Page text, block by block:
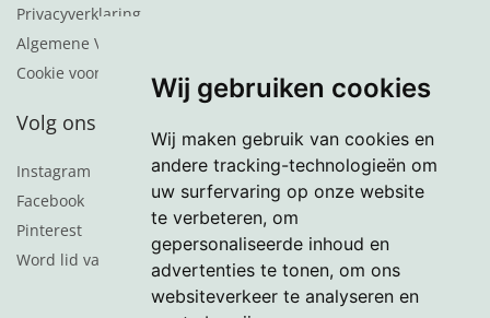
Wij gebruiken cookies
Wij maken gebruik van cookies en
andere tracking-technologieën om
uw surfervaring op onze website
te verbeteren, om
gepersonaliseerde inhoud en
advertenties te tonen, om ons
websiteverkeer te analyseren en
Privacyverklaring
Algemene Voorwaarden
Cookie voorkeuren
Volg ons
Instagram
Facebook
Pinterest
Word lid van de nieuwsbrief